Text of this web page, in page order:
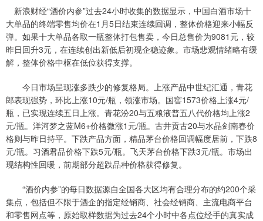
新浪财经“酒价内参”过去24小时收集的数据显示，中国白酒市场十
大单品的终端零售均价在1月5日结束连续回调，整体价格迎来小幅反
弹。如果十大单品各取一瓶整体打包售卖，今日总售价为9081元，较
昨日回升3元，在连续创出新低后初现企稳迹象。市场悲观情绪略有缓
解，整体价格中枢在低位获得支撑。
今日市场呈现涨多跌少的修复格局。上涨产品中世纪汇通，青花
郎表现强势，环比上涨10元/瓶，领涨市场。国窖1573价格上涨4元/
瓶，已实现连续五日上涨。青花汾20与五粮液普五八代价格均上涨2
元/瓶。洋河梦之蓝M6+价格微涨1元/瓶。古井贡古20与水晶剑南春价
格则与昨日持平。下跌产品方面，精品茅台价格回调幅度居前，下跌8
元/瓶。习酒君品价格下跌5元/瓶。飞天茅台价格下跌3元/瓶。市场出
现结构性回暖，前期部分超跌品种价格获得修复。
“酒价内参”的每日数据源自全国各大区均有合理分布的约200个采
集点，包括但不限于酒企的指定经销商、社会经销商、主流电商平台
和零售网点等，原始取样数据为过去24个小时中各点位经手的真实成